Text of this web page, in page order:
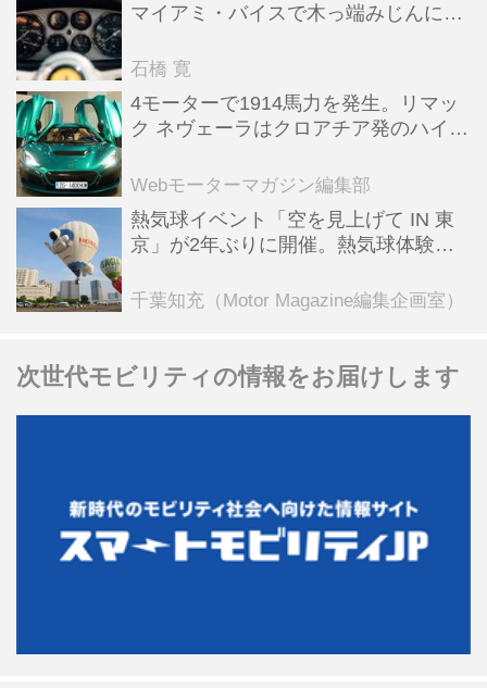
マイアミ・バイスで木っ端みじんにな
石橋 寛
4モーターで1914馬力を発生。リマッ
ク ネヴェーラはクロアチア発のハイパ
全版／115】
Webモーターマガジン編集部
熱気球イベント「空を見上げて IN 東
京」が2年ぶりに開催。熱気球体験搭
ンテンツも
千葉知充（Motor Magazine編集企画室）
次世代モビリティの情報をお届けします